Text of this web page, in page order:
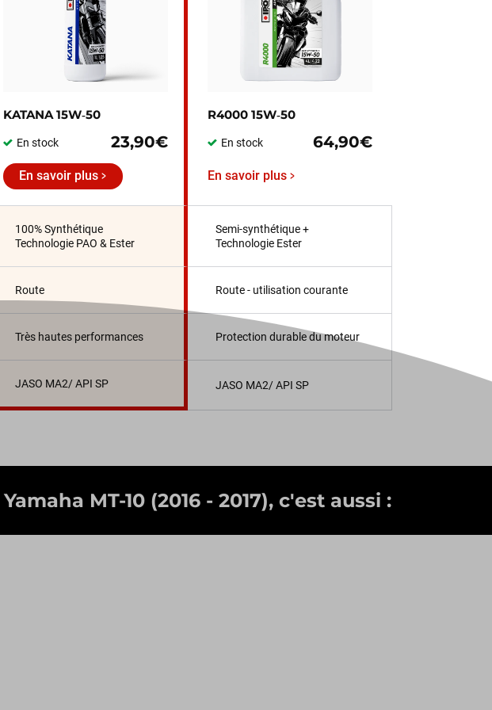
KATANA 15W‑50
En stock 23,90€
R4000 15W‑50
En stock 64,90€
En savoir plus En savoir plus
100% Synthétique
Technologie PAO & Ester
Semi-synthétique +
Technologie Ester
Route Route - utilisation courante
Très hautes performances Protection durable du moteur
JASO MA2/ API SP JASO MA2/ API SP
MT-10 (2016 - 2017), c'est aussi :